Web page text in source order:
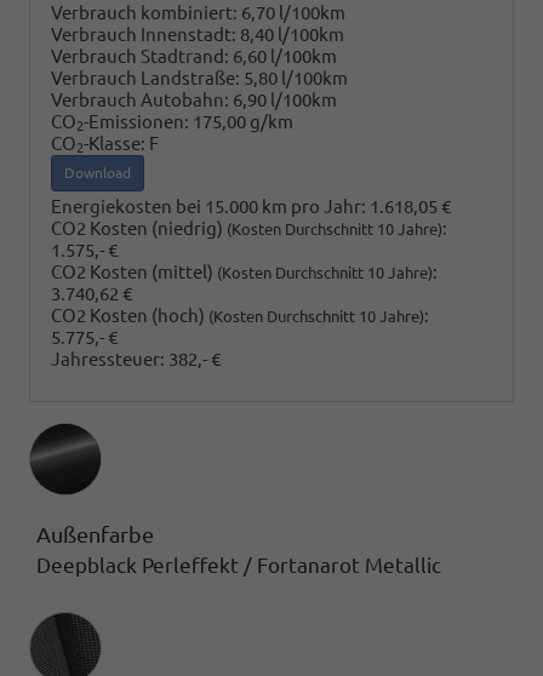
Verbrauch kombiniert: 6,70 l/100km
Verbrauch Innenstadt: 8,40 l/100km
Verbrauch Stadtrand: 6,60 l/100km
Verbrauch Landstraße: 5,80 l/100km
Verbrauch Autobahn: 6,90 l/100km
CO2-Emissionen: 175,00 g/km
CO2-Klasse: F
Download
Energiekosten bei 15.000 km pro Jahr: 1.618,05 €
CO2 Kosten (niedrig) (Kosten Durchschnitt 10 Jahre):
1.575,- €
CO2 Kosten (mittel) (Kosten Durchschnitt 10 Jahre):
3.740,62 €
CO2 Kosten (hoch) (Kosten Durchschnitt 10 Jahre):
5.775,- €
Jahressteuer: 382,- €
Außenfarbe
Deepblack Perleffekt / Fortanarot Metallic
Innenausstattung